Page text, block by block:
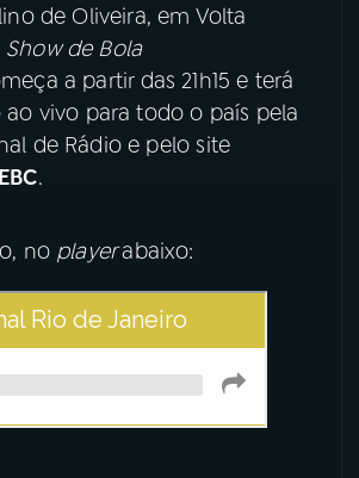
MÚSICA
NACIONAL
de Oliveira, em Volta
Show de Bola
a partir das 21h15 e terá
ao vivo para todo o país pela
de Rádio e pelo site
.
no playerabaixo: